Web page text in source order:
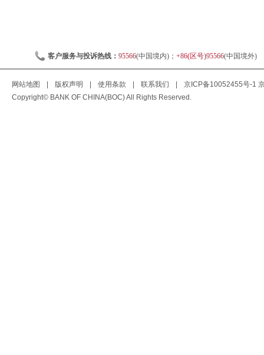
客户服务与投诉热线： 95566(中国境内)； +86(区号)95566(中国境外)
网站地图 版权声明 使用条款 联系我们 京ICP备10052455号-1
Copyright© BANK OF CHINA(BOC) All Rights Reserved.